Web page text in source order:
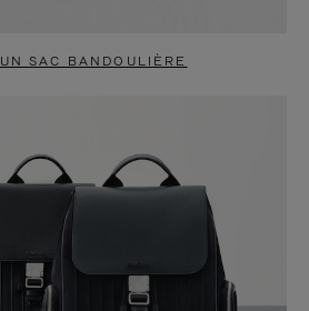
SAC BANDOULIÈRE